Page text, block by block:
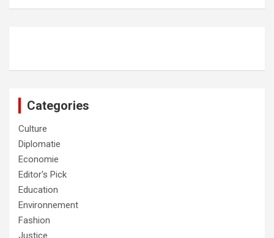
Categories
Culture
Diplomatie
Economie
Editor's Pick
Education
Environnement
Fashion
Justice